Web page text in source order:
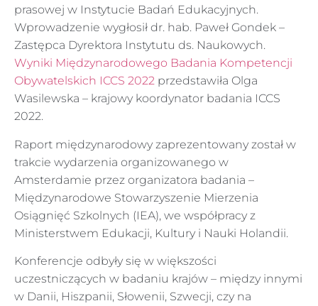
prasowej w Instytucie Badań Edukacyjnych.
Wprowadzenie wygłosił dr. hab. Paweł Gondek –
Zastępca Dyrektora Instytutu ds. Naukowych.
Wyniki Międzynarodowego Badania Kompetencji
Obywatelskich ICCS 2022 przedstawiła Olga
Wasilewska – krajowy koordynator badania ICCS
2022.
Raport międzynarodowy zaprezentowany został w
trakcie wydarzenia organizowanego w
Amsterdamie przez organizatora badania –
Międzynarodowe Stowarzyszenie Mierzenia
Osiągnięć Szkolnych (IEA), we współpracy z
Ministerstwem Edukacji, Kultury i Nauki Holandii.
Konferencje odbyły się w większości
uczestniczących w badaniu krajów – między innymi
w Danii, Hiszpanii, Słowenii, Szwecji, czy na